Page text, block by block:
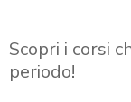
Scopri i corsi
periodo!